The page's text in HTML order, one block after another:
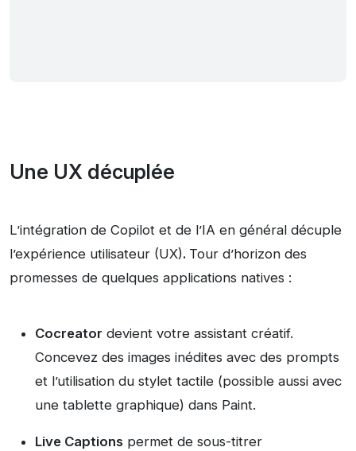
Une UX décuplée
L’intégration de Copilot et de l’IA en général décuple
l’expérience utilisateur (UX). Tour d’horizon des
promesses de quelques applications natives :
Cocreator devient votre assistant créatif.
Concevez des images inédites avec des prompts
et l’utilisation du stylet tactile (possible aussi avec
une tablette graphique) dans Paint.
Live Captions permet de sous-titrer